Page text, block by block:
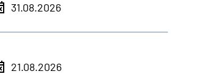
31.08.2026
21.08.2026